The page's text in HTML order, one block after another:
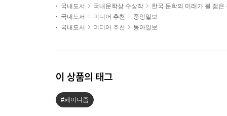
국내도서
국내문학상 수상작
한국 문학의 미래가 될 젊은
국내도서
미디어 추천
중앙일보
국내도서
미디어 추천 동아일보
이 상품의 태그
#페미니즘